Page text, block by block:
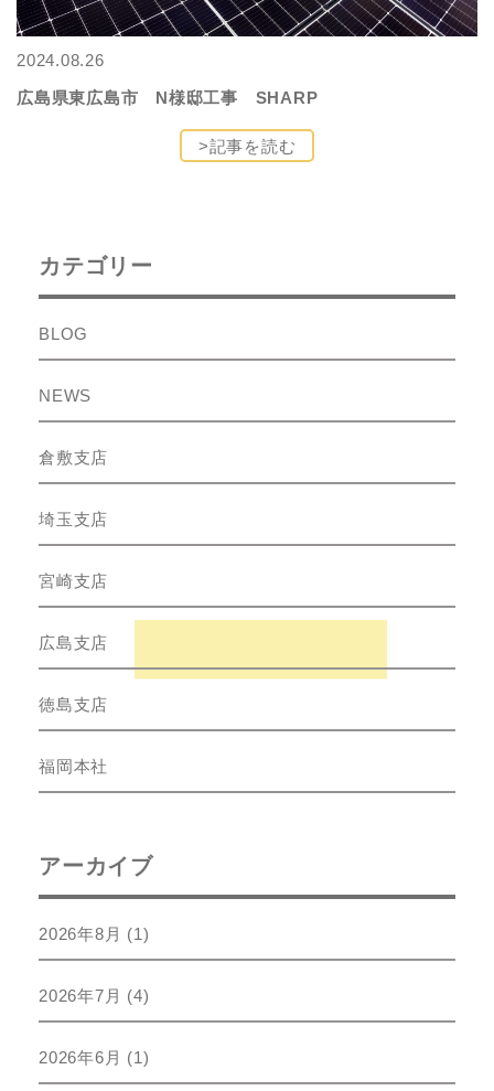
2024.08.26
広島県東広島市 N様邸工事 SHARP
>記事を読む
カテゴリー
BLOG
NEWS
倉敷支店
埼玉支店
宮崎支店
広島支店
徳島支店
福岡本社
アーカイブ
2026年8月 (1)
2026年7月 (4)
2026年6月 (1)